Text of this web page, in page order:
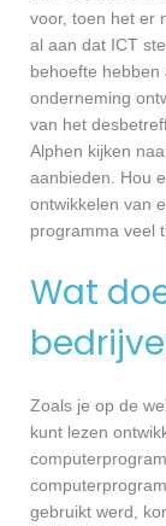
voor, toen het er
al aan dat ICT
behoefte
onderneming
van het
Alphen kijken
aanbieden. Hou
ontwikkelen van
programma veel
Wat
Zoals je op de
kunt lezen
gebruikt werd,